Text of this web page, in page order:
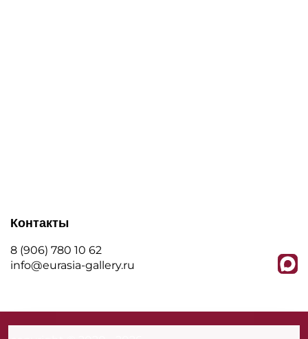
Контакты
8 (906) 780 10 62
info@eurasia-gallery.ru